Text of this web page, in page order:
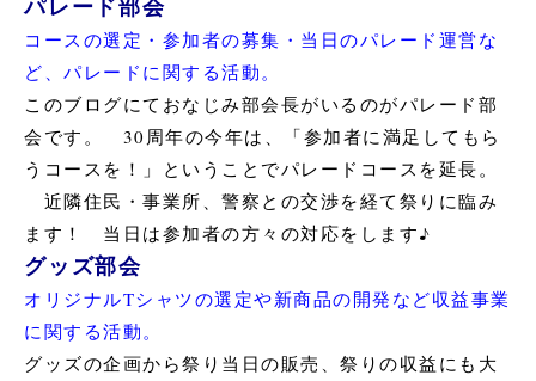
コースの選定・参加者の募集・当日のパレード運営な
ど、パレードに関する活動。
このブログにておなじみ部会長がいるのがパレード部
会です。 30周年の今年は、「参加者に満足してもら
うコースを！」ということでパレードコースを延長。
近隣住民・事業所、警察との交渉を経て祭りに臨み
ます！ 当日は参加者の方々の対応をします♪
グッズ部会
オリジナルTシャツの選定や新商品の開発など収益事業
に関する活動。
グッズの企画から祭り当日の販売、祭りの収益にも大